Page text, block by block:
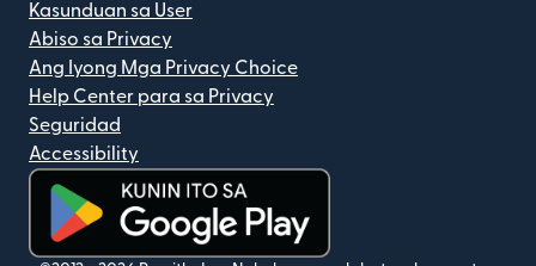
Kasunduan sa User
Abiso sa Privacy
Ang Iyong Mga Privacy Choice
Help Center para sa Privacy
Seguridad
Accessibility